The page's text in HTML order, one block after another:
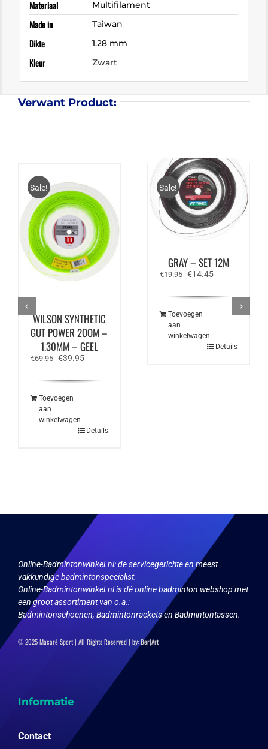
Materiaal Multifilament
Made in Taiwan
Dikte 1.28 mm
Kleur Zwart
Verwant Product:
Sale!
WILSON SYNTHETIC
GUT POWER 2OOM –
1.30MM – GEEL
€69.95 Oorspronkelijke
€39.95Huidige
Toevoegen
aan
winkelwagen
Details
Sale!
YONEX POLYTOUR
GRAY – SET 12M
€19.95 Oorspronkelijke
€14.45Huidige
€14.45.
Toevoegen
aan
winkelwagen
Details
Online-Badmintonwinkel.nl:de servicegerichte en meest
vakkundige badmintonspecialist.
Online-Badmintonwinkel.nl is dé online badminton webshop met
een groot assortiment van o.a.:
Badmintonschoenen, Badmintonrackets en Badmintontassen.
© 2025 Macaré Sport | All Rights Reserved | by:Ber|Art
Informatie
Contact